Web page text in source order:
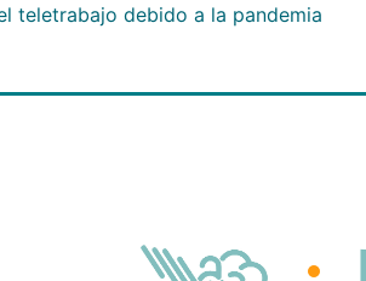
teletrabajo debido a la pandemia